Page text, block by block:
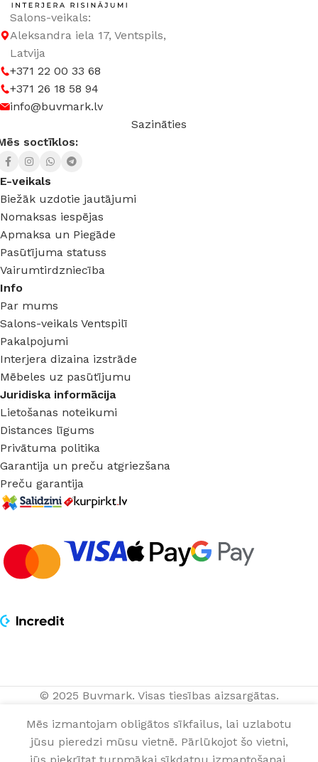
Salons-veikals:
Aleksandra iela 17, Ventspils,
Latvija
+371 22 00 33 68
+371 26 18 58 94
info@buvmark.lv
Sazināties
soctīklos:
E-veikals
Biežāk uzdotie jautājumi
Nomaksas iespējas
Apmaksa un Piegāde
Pasūtījuma statuss
Vairumtirdzniecība
Info
Par mums
Salons-veikals Ventspilī
Pakalpojumi
Interjera dizaina izstrāde
Mēbeles uz pasūtījumu
Juridiska informācija
Lietošanas noteikumi
Distances līgums
Privātuma politika
Garantija un preču atgriezšana
Preču garantija
© 2025 Buvmark. Visas tiesības aizsargātas.
Mēs izmantojam obligātos sīkfailus, lai uzlabotu
jūsu pieredzi mūsu vietnē. Pārlūkojot šo vietni,
plāksne
GEZE TS2000
gab.
NOPIRKT TAGAD